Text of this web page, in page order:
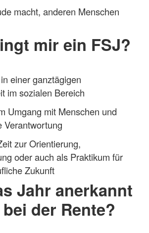
macht, anderen Menschen
mir ein FSJ?
einer ganztägigen
im sozialen Bereich
Umgang mit Menschen und
Verantwortung
zur Orientierung,
oder auch als Praktikum für
Zukunft
Jahr anerkannt
der Rente?